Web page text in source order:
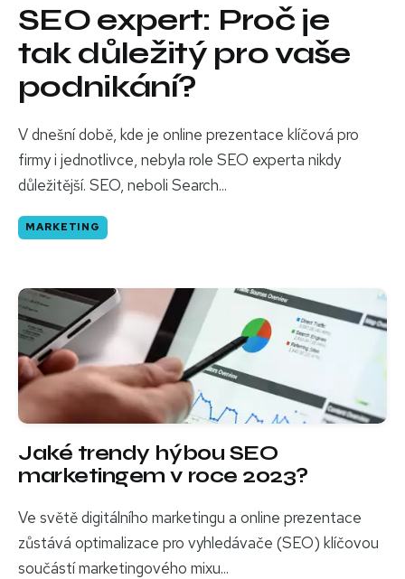
SEO expert: Proč je
tak důležitý pro vaše
podnikání?
V dnešní době, kde je online prezentace klíčová pro
firmy i jednotlivce, nebyla role SEO experta nikdy
důležitější. SEO, neboli Search...
MARKETING
Jaké trendy hýbou SEO
marketingem v roce 2023?
Ve světě digitálního marketingu a online prezentace
zůstává optimalizace pro vyhledávače (SEO) klíčovou
součástí marketingového mixu...